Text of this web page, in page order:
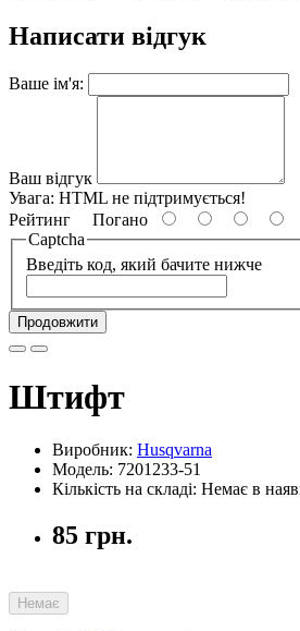
Написати відгук
Ваше ім'я:
Ваш відгук
Увага: HTML не підтримується!
Рейтинг Погано
Captcha
Введіть код, який бачите нижче
Продовжити
Штифт
Виробник: Husqvarna
Модель: 7201233-51
Кількість на складі: Немає в
85 грн.
Немає